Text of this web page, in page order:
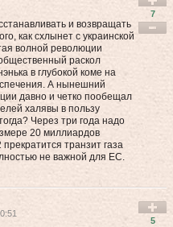
и возвращать
как схлынет с украинской
волной революции
раскол
в глубокой коме на
А нынешний
давно и четко пообещал
халявы в пользу
Через три года надо
20 миллиардов
транзит газа
не важной для ЕС.
7
5